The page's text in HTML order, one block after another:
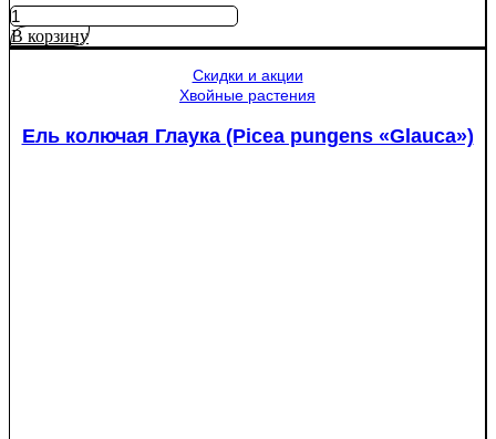
Количество
товара
Яблоня
В корзину
Скидки и акции
Хвойные растения
Ель колючая Глаука (Picea pungens «Glauca»)